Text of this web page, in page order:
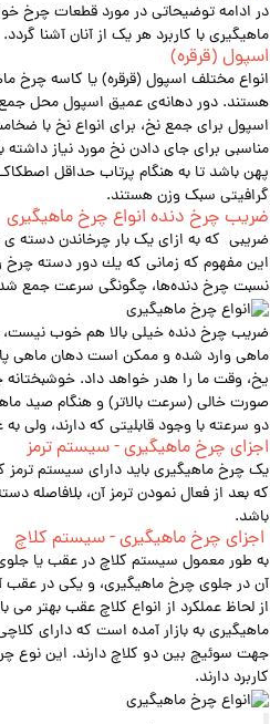
در ادامه توضیحاتی در مورد قطعات چرخ
ماهیگیری با کاربرد هر یک از آنان آشنا گردد.
اسپول (قرقره)
انواع مختلف اسپول (قرقره) یا کاسه چرخ
هستند. دور دهانه‌ی عمیق اسپول محل
اسپول برای جمع نخ، برای انواع نخ با
مناسبی برای جای دادن نخ مورد نیاز
پهن باشد تا به هنگام پرتاب حداقل اصطکاک
گرافیتی سبک وزن هستند.
ضریب چرخ دنده انواع چرخ ماهیگیری
ضریبی که به ازای یک بار چرخاندن دسته
این مفهوم كه زمانی كه یك دور دسته
نسبت چرخ دنده‌ها، چگونگی سرعت جمع
ضریب چرخ دنده خیلی بالا هم خوب نیست،
ماهی وارد شده و ممکن است دهان ماهی
یخ، وقت ما را هدر خواهد داد.
صورت خالی (سرعت بالاتر) و هنگام صید
دو سرعته با وجود قابلیتی که دارند، ولی
اجزای چرخ ماهیگیری - سیستم ترمز
یک چرخ ماهیگیری باید دارای سیستم ترمز
که بعد از فعال نمودن ترمز آن،
باشد.
اجزای چرخ ماهیگیری - سیستم کلاچ
به طور معمول سیستم کلاچ در عقب یا
آن در جلوی چرخ ماهیگیری، و یکی در عقب
از لحاظ عملکرد از انواع کلاچ عقب بهتر
ماهیگیری به بازار آمده است که دارای
جهت سوئیچ بین دو کلاچ دارند. این نوع
کاربرد دارند.